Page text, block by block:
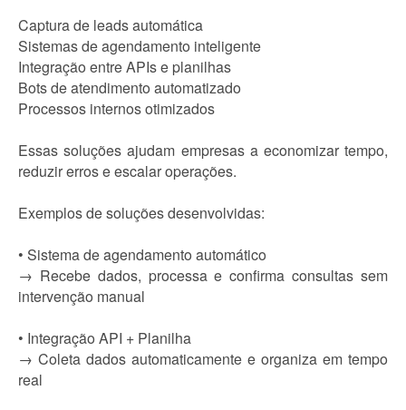
Captura de leads automática
Sistemas de agendamento inteligente
Integração entre APIs e planilhas
Bots de atendimento automatizado
Processos internos otimizados
Essas soluções ajudam empresas a economizar tempo,
reduzir erros e escalar operações.
Exemplos de soluções desenvolvidas:
• Sistema de agendamento automático
→ Recebe dados, processa e confirma consultas sem
intervenção manual
• Integração API + Planilha
→ Coleta dados automaticamente e organiza em tempo
real